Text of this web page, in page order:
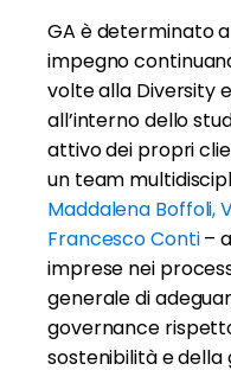
GA è determinato
impegno
volte alla Diversity
all’interno dello
attivo dei propri
un team
Maddalena Boffoli,
Francesco Conti–
imprese nei
generale di
governance
sostenibilità e della